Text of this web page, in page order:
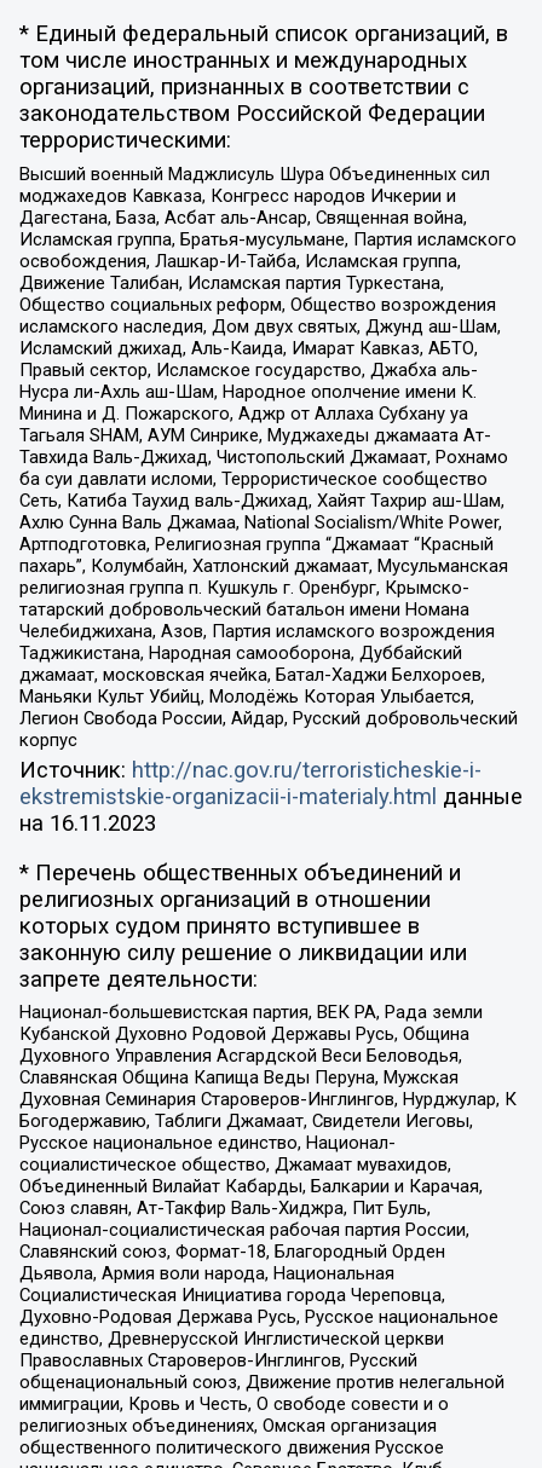
* Единый федеральный список организаций, в
том числе иностранных и международных
организаций, признанных в соответствии с
законодательством Российской Федерации
террористическими:
Высший военный Маджлисуль Шура Объединенных сил
моджахедов Кавказа, Конгресс народов Ичкерии и
Дагестана, База, Асбат аль-Ансар, Священная война,
Исламская группа, Братья-мусульмане, Партия исламского
освобождения, Лашкар-И-Тайба, Исламская группа,
Движение Талибан, Исламская партия Туркестана,
Общество социальных реформ, Общество возрождения
исламского наследия, Дом двух святых, Джунд аш-Шам,
Исламский джихад, Аль-Каида, Имарат Кавказ, АБТО,
Правый сектор, Исламское государство, Джабха аль-
Нусра ли-Ахль аш-Шам, Народное ополчение имени К.
Минина и Д. Пожарского, Аджр от Аллаха Субхану уа
Тагьаля SHAM, АУМ Синрике, Муджахеды джамаата Ат-
Тавхида Валь-Джихад, Чистопольский Джамаат, Рохнамо
ба суи давлати исломи, Террористическое сообщество
Сеть, Катиба Таухид валь-Джихад, Хайят Тахрир аш-Шам,
Ахлю Сунна Валь Джамаа, National Socialism/White Power,
Артподготовка, Религиозная группа “Джамаат “Красный
пахарь”, Колумбайн, Хатлонский джамаат, Мусульманская
религиозная группа п. Кушкуль г. Оренбург, Крымско-
татарский добровольческий батальон имени Номана
Челебиджихана, Азов, Партия исламского возрождения
Таджикистана, Народная самооборона, Дуббайский
джамаат, московская ячейка, Батал-Хаджи Белхороев,
Маньяки Культ Убийц, Молодёжь Которая Улыбается,
Легион Свобода России, Айдар, Русский добровольческий
корпус
Источник: http://nac.gov.ru/terroristicheskie-i-
ekstremistskie-organizacii-i-materialy.html данные
на 16.11.2023
* Перечень общественных объединений и
религиозных организаций в отношении
которых судом принято вступившее в
законную силу решение о ликвидации или
запрете деятельности:
Национал-большевистская партия, ВЕК РА, Рада земли
Кубанской Духовно Родовой Державы Русь, Община
Духовного Управления Асгардской Веси Беловодья,
Славянская Община Капища Веды Перуна, Мужская
Духовная Семинария Староверов-Инглингов, Нурджулар, К
Богодержавию, Таблиги Джамаат, Свидетели Иеговы,
Русское национальное единство, Национал-
социалистическое общество, Джамаат мувахидов,
Объединенный Вилайат Кабарды, Балкарии и Карачая,
Союз славян, Ат-Такфир Валь-Хиджра, Пит Буль,
Национал-социалистическая рабочая партия России,
Славянский союз, Формат-18, Благородный Орден
Дьявола, Армия воли народа, Национальная
Социалистическая Инициатива города Череповца,
Духовно-Родовая Держава Русь, Русское национальное
единство, Древнерусской Инглистической церкви
Православных Староверов-Инглингов, Русский
общенациональный союз, Движение против нелегальной
иммиграции, Кровь и Честь, О свободе совести и о
религиозных объединениях, Омская организация
общественного политического движения Русское